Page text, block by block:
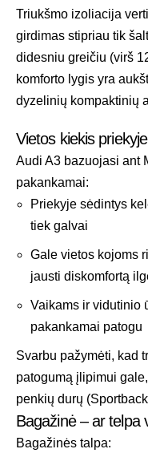
Triukšmo izoliacija
girdimas stipriau tik
didesniu greičiu (virš
komforto lygis yra
dyzelinių kompaktinių
Vietos kiekis
Audi A3 bazuojasi ant
pakankamai:
Priekyje sėdintys
tiek galvai
Gale vietos kojoms
jausti diskomfortą
Vaikams ir vidutinio
pakankamai patogu
Svarbu pažymėti, kad
patogumą įlipimui
penkių durų
Bagažinė – ar telpa
Bagažinės talpa: